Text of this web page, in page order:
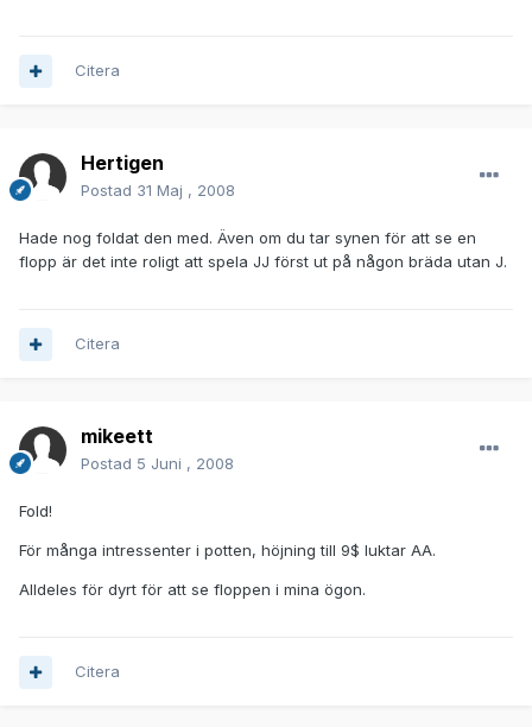
Citera
Hertigen
Postad 31 Maj , 2008
Hade nog foldat den med. Även om du tar synen för att se en
flopp är det inte roligt att spela JJ först ut på någon bräda utan J.
Citera
mikeett
Postad 5 Juni , 2008
Fold!
För många intressenter i potten, höjning till 9$ luktar AA.
Alldeles för dyrt för att se floppen i mina ögon.
Citera